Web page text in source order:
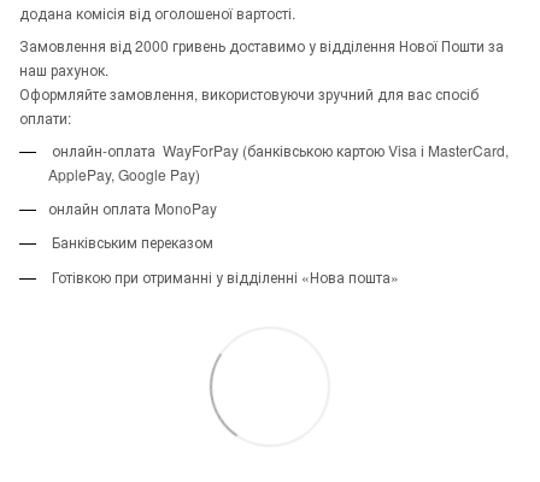
додана комісія від оголошеної вартості.
Замовлення від 2000 гривень доставимо у відділення Нової Пошти за
наш рахунок.
Оформляйте замовлення, використовуючи зручний для вас спосіб
оплати:
онлайн-оплата WayForPay (банківською картою Visa і MasterCard,
ApplePay, Google Pay)
онлайн оплата MonoPay
Банківським переказом
Готівкою при отриманні у відділенні «Нова пошта»